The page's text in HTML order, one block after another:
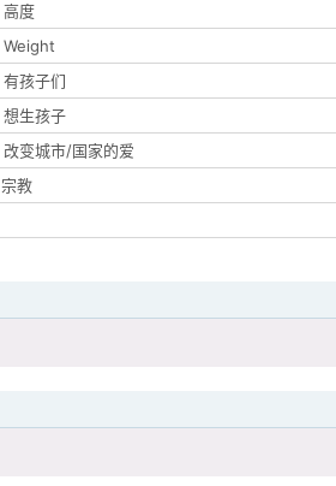
高度
Weight
有孩子们
想生孩子
改变城市/国家的爱
宗教